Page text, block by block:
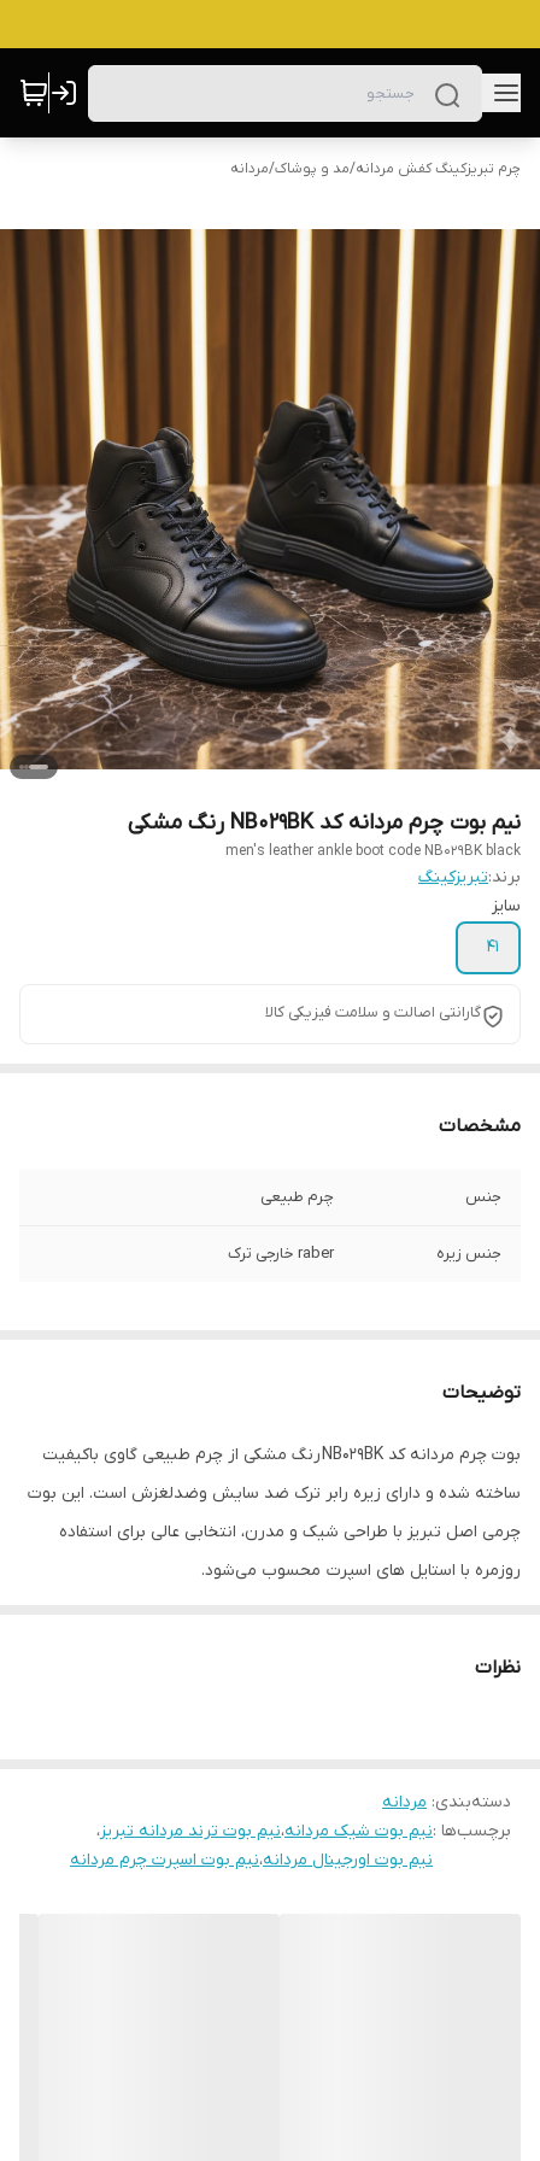
چرم تبریزکینگ کفش مردانه/مد و پوشاک/مردانه
نیم بوت چرم مردانه کد NB029BK رنگ مشکی
men's leather ankle boot code NB029BK black
برند:تبریزکینگ
سایز
41
گارانتی اصالت و سلامت فیزیکی کالا
مشخصات
جنس چرم طبیعی
جنس زیره raber خارجی ترک
توضیحات
بوت چرم مردانه کد NB029BK رنگ مشکی از چرم طبیعی گاوی باکیفیت
ساخته شده و دارای زیره رابر ترک ضد سایش وضدلغزش است. این بوت
چرمی اصل تبریز با طراحی شیک و مدرن، انتخابی عالی برای استفاده
روزمره با استایل های اسپرت محسوب می‌شود.
نظرات
دسته‌بندی: مردانه
برچسب‌ها :نیم بوت شیک مردانه،نیم بوت ترند مردانه تبریز،
نیم بوت اورجینال مردانه،نیم بوت اسپرت چرم مردانه